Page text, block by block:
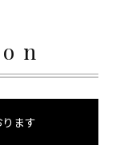
ます